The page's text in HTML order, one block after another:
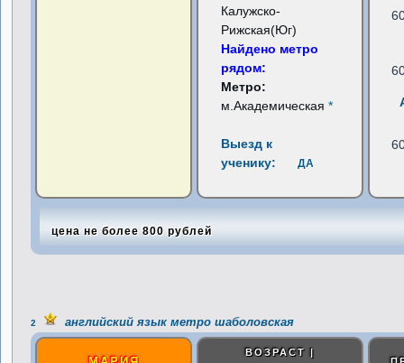
Калужско-
Рижская(Юг)
Найдено метро
рядом:
Метро:
м.Академическая*
Выезд к
ученику:
ДА
цена не более 800 рублей
2 английский язык метро шаболовская
ВОЗРАСТ |